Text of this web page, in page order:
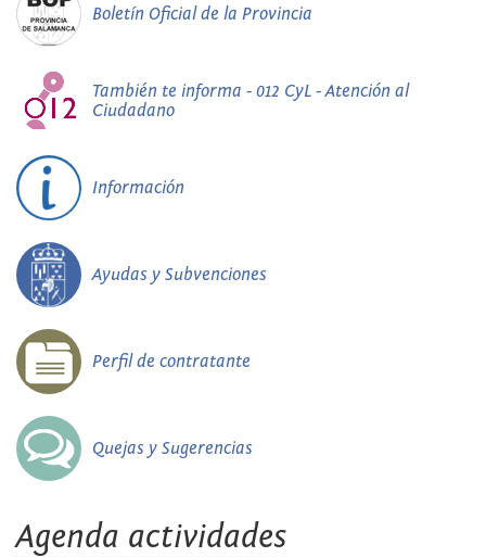
Boletín Oficial de la Provincia
También te informa - 012 CyL - Atención al
Ciudadano
Información
Ayudas y Subvenciones
Perfil de contratante
Quejas y Sugerencias
Agenda actividades